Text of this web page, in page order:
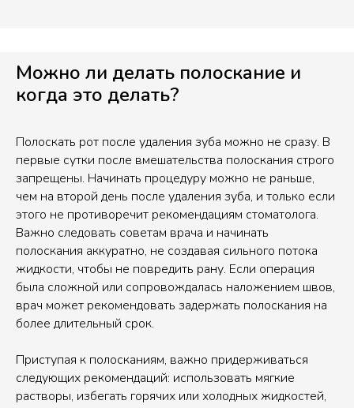
Можно ли делать полоскание и
когда это делать?
Полоскать рот после удаления зуба можно не сразу. В
первые сутки после вмешательства полоскания строго
запрещены. Начинать процедуру можно не раньше,
чем на второй день после удаления зуба, и только если
этого не противоречит рекомендациям стоматолога.
Важно следовать советам врача и начинать
полоскания аккуратно, не создавая сильного потока
жидкости, чтобы не повредить рану. Если операция
была сложной или сопровождалась наложением швов,
врач может рекомендовать задержать полоскания на
более длительный срок.
Приступая к полосканиям, важно придерживаться
следующих рекомендаций: использовать мягкие
растворы, избегать горячих или холодных жидкостей,